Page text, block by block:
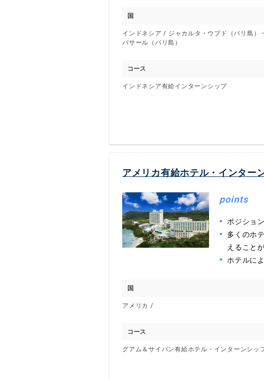
国
インドネシア / ジャカルタ・ウブド（バリ島）
パサール（バリ島）
コース
インドネシア有給インターンシップ
アメリカ有給ホテル・インター
points
ポジショ
多くのホ
えること
ホテルに
国
アメリカ /
コース
グアム＆サイパン有給ホテル・インターンシッ